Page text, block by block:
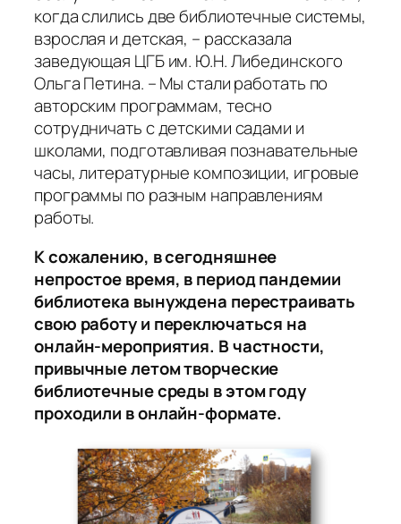
когда слились две библиотечные системы,
взрослая и детская, – рассказала
заведующая ЦГБ им. Ю.Н. Либединского
Ольга Петина. – Мы стали работать по
авторским программам, тесно
сотрудничать с детскими садами и
школами, подготавливая познавательные
часы, литературные композиции, игровые
программы по разным направлениям
работы.
К сожалению, в сегодняшнее
непростое время, в период пандемии
библиотека вынуждена перестраивать
свою работу и переключаться на
онлайн-мероприятия. В частности,
привычные летом творческие
библиотечные среды в этом году
проходили в онлайн-формате.